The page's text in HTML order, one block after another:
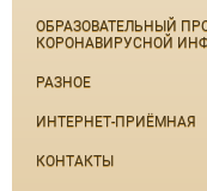
ОБРАЗОВАТЕЛЬНЫЙ
КОРОНАВИРУСНОЙ
РАЗНОЕ
ИНТЕРНЕТ-ПРИЁМНАЯ
КОНТАКТЫ